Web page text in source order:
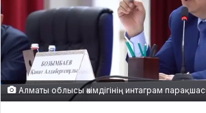
Алматы облысы әкімдігінің интаграм